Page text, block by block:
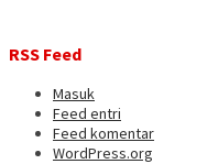
RSS Feed
Masuk
Feed entri
Feed komentar
WordPress.org